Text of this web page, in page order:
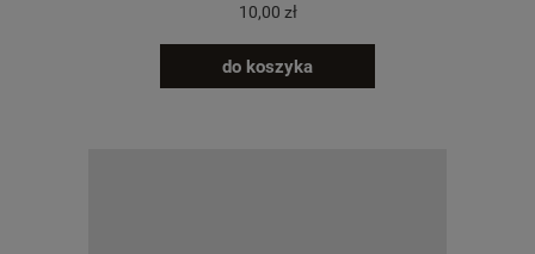
10,00 zł
do koszyka